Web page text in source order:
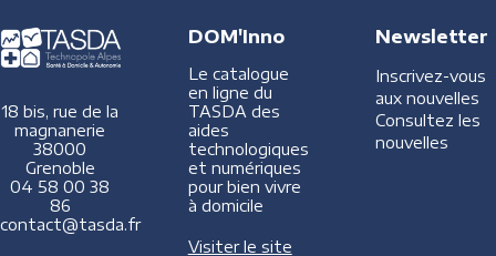
18 bis, rue de la
magnanerie
38000
Grenoble
04 58 00 38
86
contact@tasda.fr
DOM'Inno
Le catalogue
en ligne du
TASDA des
aides
technologiques
et numériques
pour bien vivre
à domicile
Visiter le site
Newsletter
Inscrivez-vous
aux nouvelles
Consultez les
nouvelles